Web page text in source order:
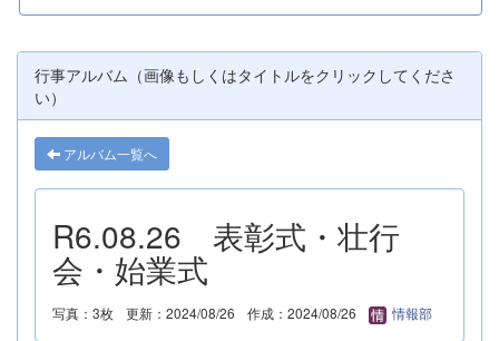
行事アルバム（画像もしくはタイトルをクリックしてくださ
い）
アルバム一覧へ
R6.08.26 表彰式・壮行
会・始業式
写真：3枚 更新：2024/08/26 作成：2024/08/26 情報部